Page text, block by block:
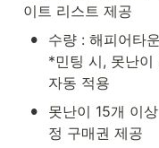
이트 리스트 제공
•
수량 : 해피어타
*민팅 시, 못난이
자동 적용
•
못난이 15개 이
정 구매권 제공